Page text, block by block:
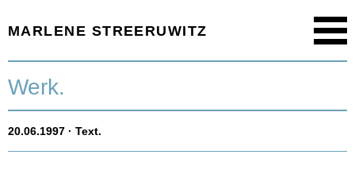
MARLENE STREERUWITZ
Timeline.
Werk.
20.06.1997 · Text.